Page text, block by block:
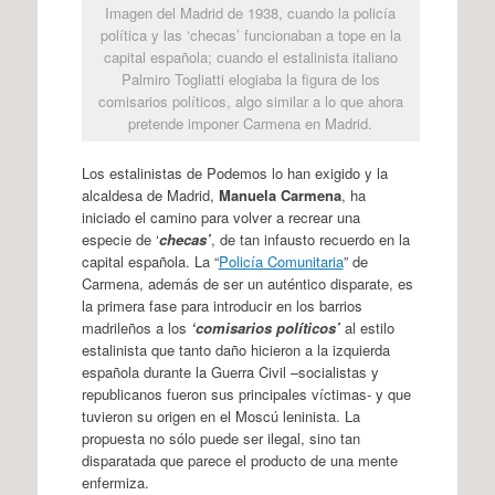
Imagen del Madrid de 1938, cuando la policía
política y las ‘checas’ funcionaban a tope en la
capital española; cuando el estalinista italiano
Palmiro Togliatti elogiaba la figura de los
comisarios políticos, algo similar a lo que ahora
pretende imponer Carmena en Madrid.
Los estalinistas de Podemos lo han exigido y la
alcaldesa de Madrid, Manuela Carmena, ha
iniciado el camino para volver a recrear una
especie de ‘checas’, de tan infausto recuerdo en la
capital española. La “Policía Comunitaria” de
Carmena, además de ser un auténtico disparate, es
la primera fase para introducir en los barrios
madrileños a los ‘comisarios políticos’al estilo
estalinista que tanto daño hicieron a la izquierda
española durante la Guerra Civil –socialistas y
republicanos fueron sus principales víctimas- y que
tuvieron su origen en el Moscú leninista. La
propuesta no sólo puede ser ilegal, sino tan
disparatada que parece el producto de una mente
enfermiza.